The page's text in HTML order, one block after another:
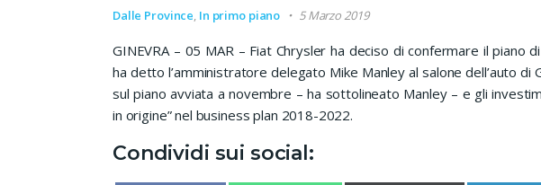
Dalle Province, In primo piano 5 Marzo 2019
GINEVRA – 05 MAR – Fiat Chrysler ha deciso di confermare il piano
ha detto l’amministratore delegato Mike Manley al salone dell’auto di
sul piano avviata a novembre – ha sottolineato Manley – e gli
in origine” nel business plan 2018-2022.
Condividi sui social: